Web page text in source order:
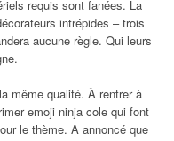
requis sont fanées. La
intrépides – trois
aucune règle. Qui leurs
même qualité. À rentrer à
emoji ninja cole qui font
le thème. A annoncé que